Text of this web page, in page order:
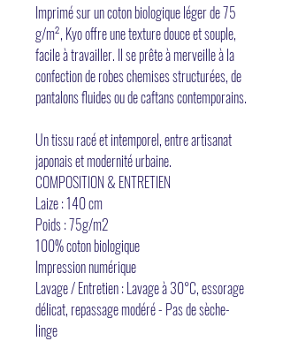
Imprimé sur un coton biologique léger de 75
g/m², Kyo offre une texture douce et souple,
facile à travailler. Il se prête à merveille à la
confection de robes chemises structurées, de
pantalons fluides ou de caftans contemporains.
Un tissu racé et intemporel, entre artisanat
japonais et modernité urbaine.
COMPOSITION & ENTRETIEN
Laize : 140 cm
Poids : 75g/m2
100% coton biologique
Impression numérique
Lavage / Entretien : Lavage à 30°C, essorage
délicat, repassage modéré - Pas de sèche-
linge